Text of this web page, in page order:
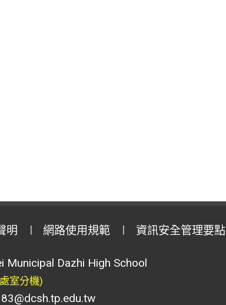
明 網路使用規範 資訊安全管理要點
Municipal Dazhi High School
室分機)